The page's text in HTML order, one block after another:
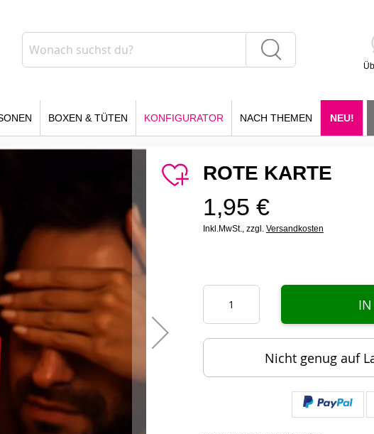
BOXEN & TÜTEN KONFIGURATOR NACH THEMEN NEU!
ROTE KARTE
1,95 €
Inkl.MwSt., zzgl. Versandkosten
Nicht genug auf